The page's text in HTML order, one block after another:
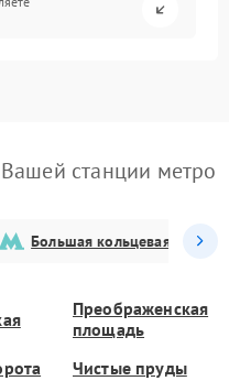
станции метро
Большая кольцевая
Преображенская
площадь
Чистые пруды